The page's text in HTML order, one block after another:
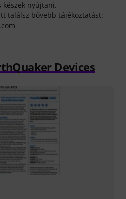
nyújtani.
találsz bővebb tájékoztatást:
Devices